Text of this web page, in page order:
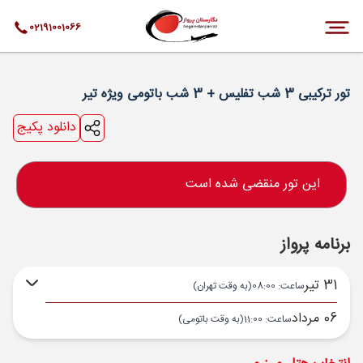
02191001066
تور ترکیبی 3 شب تفلیس + 3 شب باتومی ویژه تیر
دانلود پکیج
این تور منقضی شده است
برنامه پرواز
31 تیر ساعت: 08:00 (به وقت تهران)
06 مرداد ساعت: 11:00 (به وقت باتومی)